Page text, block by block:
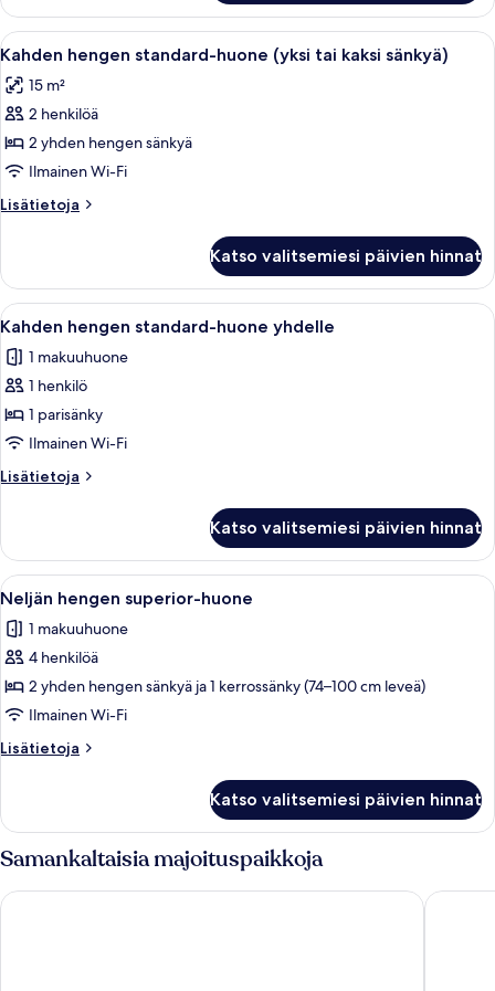
kuvat
superior-
huone
(yksi
kaksi
sänkyä)
Avaa
kaikki
huonetyypin
Kahden
hengen
standard-
huone
(yksi
kaksi
sänkyä)
kuvat
Hotellihuone, jossa on sänky,
8
Kahden hengen standard-huone (yksi tai kaksi sänkyä)
15 m²
2 henkilöä
2 yhden hengen sänkyä
Ilmainen Wi-Fi
Lisätietoja
Lisätietoja
standard-
huone
(yksi
kaksi
sänkyä)
Katso valitsemiesi päivien hinnat
Avaa
kaikki
huonetyypin
Kahden
hengen
standard-
huone
yhdelle
Yhden hengen sänky, jossa on
5
Kahden hengen standard-huone yhdelle
1 makuuhuone
1 henkilö
1 parisänky
Ilmainen Wi-Fi
Lisätietoja
Lisätietoja
standard-
huone
yhdelle
Katso valitsemiesi päivien hinnat
Avaa
kaikki
huonetyypin
Neljän
hengen
superior-
huone
kuvat
Moderni hotellihuone, jossa on
4
Neljän hengen superior-huone
1 makuuhuone
4 henkilöä
2 yhden hengen sänkyä ja 1 kerrossänky (74–100 cm leveä)
Ilmainen Wi-Fi
Lisätietoja
Lisätietoja
superior-
huone
Katso valitsemiesi päivien hinnat
Samankaltaisia majoituspaikkoja
Moxy Berlin Ostbahnhof